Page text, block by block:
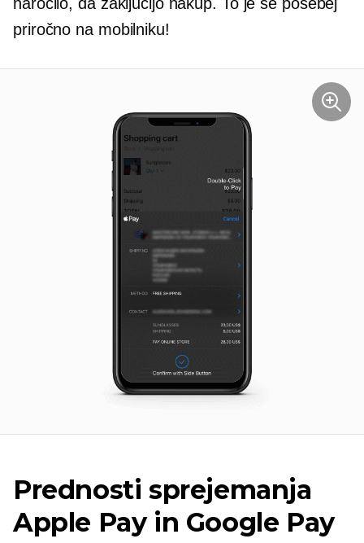
priročno na mobilniku!
Prednosti sprejemanja
Apple Pay in Google Pay